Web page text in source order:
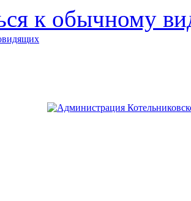
к обычному